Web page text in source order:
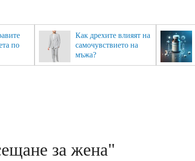
по
Как дрехите влияят на
самочувствието на
мъжа?
за жена"